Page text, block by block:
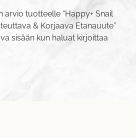
arvio tuotteelle “Happy+ Snail
& Korjaava Etanauute”
sisään kun haluat kirjoittaa